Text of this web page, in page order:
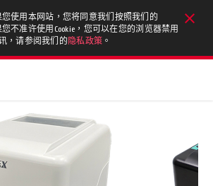
您使用本网站，您将同意我们按照我们的
您不准许使用Cookie，您可以在您的浏览器禁用
，请参阅我们的 隐私政策 。